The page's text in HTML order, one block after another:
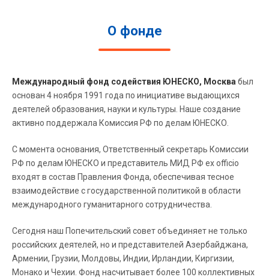
О фонде
Международный фонд содействия ЮНЕСКО, Москва был
основан 4 ноября 1991 года по инициативе выдающихся
деятелей образования, науки и культуры. Наше создание
активно поддержала Комиссия РФ по делам ЮНЕСКО.
С момента основания, Ответственный секретарь Комиссии
РФ по делам ЮНЕСКО и представитель МИД РФ ex officio
входят в состав Правления Фонда, обеспечивая тесное
взаимодействие с государственной политикой в области
международного гуманитарного сотрудничества.
Сегодня наш Попечительский совет объединяет не только
российских деятелей, но и представителей Азербайджана,
Армении, Грузии, Молдовы, Индии, Ирландии, Киргизии,
Монако и Чехии. Фонд насчитывает более 100 коллективных